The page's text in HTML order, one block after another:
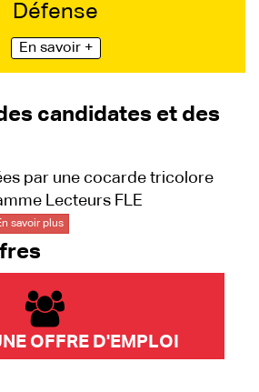
Défense
En savoir +
candidates et des
par une cocarde tricolore
Lecteurs FLE
savoir plus
OFFRE D'EMPLOI